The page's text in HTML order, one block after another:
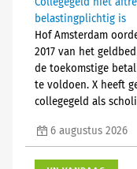
belastingplichtig is
Hof Amsterdam
2017 van het
de toekomstige
te voldoen. X heeft
collegegeld als
6 augustus 2026